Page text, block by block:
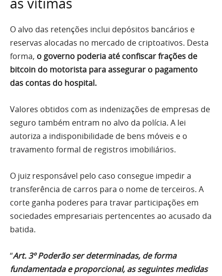
O alvo das retenções inclui depósitos bancários e
reservas alocadas no mercado de criptoativos. Desta
forma, o governo poderia até confiscar frações de
bitcoin do motorista para assegurar o pagamento
das contas do hospital.
Valores obtidos com as indenizações de empresas de
seguro também entram no alvo da polícia. A lei
autoriza a indisponibilidade de bens móveis e o
travamento formal de registros imobiliários.
O juiz responsável pelo caso consegue impedir a
transferência de carros para o nome de terceiros. A
corte ganha poderes para travar participações em
sociedades empresariais pertencentes ao acusado da
batida.
“Art. 3º Poderão ser determinadas, de forma
fundamentada e proporcional, as seguintes medidas